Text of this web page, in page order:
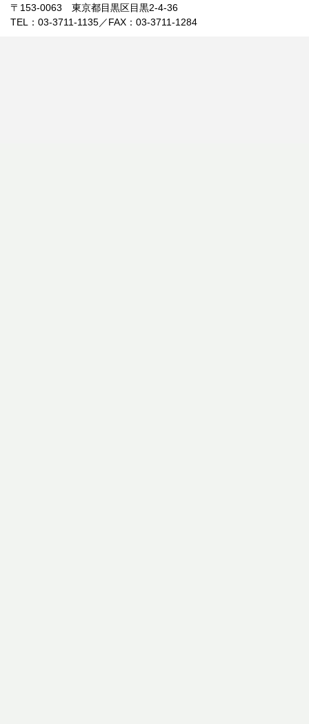
〒153-0063 東京都目黒区目黒2-4-36
TEL：03-3711-1135／FAX：03-3711-1284